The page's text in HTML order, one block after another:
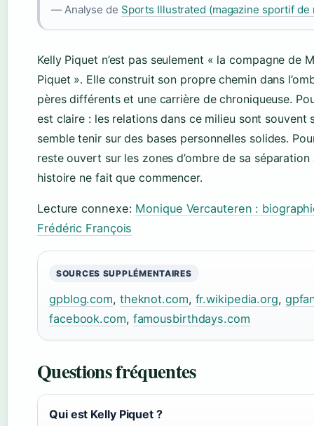
— Analyse de Sports Illustrated (magazine sportif de
Kelly Piquet n’est pas seulement « la compagne de
Piquet ». Elle construit son propre chemin dans
pères différents et une carrière de chroniqueuse.
est claire : les relations dans ce milieu sont souvent
semble tenir sur des bases personnelles solides.
reste ouvert sur les zones d’ombre de sa
histoire ne fait que commencer.
Lecture connexe: Monique Vercauteren :
Frédéric François
SOURCES SUPPLÉMENTAIRES
gpblog.com, theknot.com, fr.wikipedia.org,
facebook.com, famousbirthdays.com
Questions fréquentes
Qui est Kelly Piquet ?